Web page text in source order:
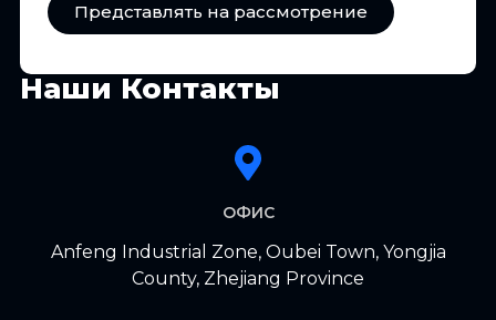
Представлять на рассмотрение
Наши Контакты
ОФИС
Anfeng Industrial Zone, Oubei Town, Yongjia
County, Zhejiang Province